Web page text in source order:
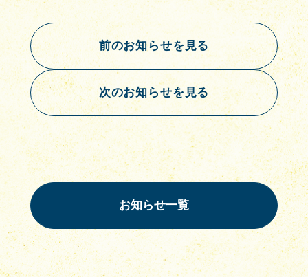
前のお知らせを見る
次のお知らせを見る
お知らせ一覧